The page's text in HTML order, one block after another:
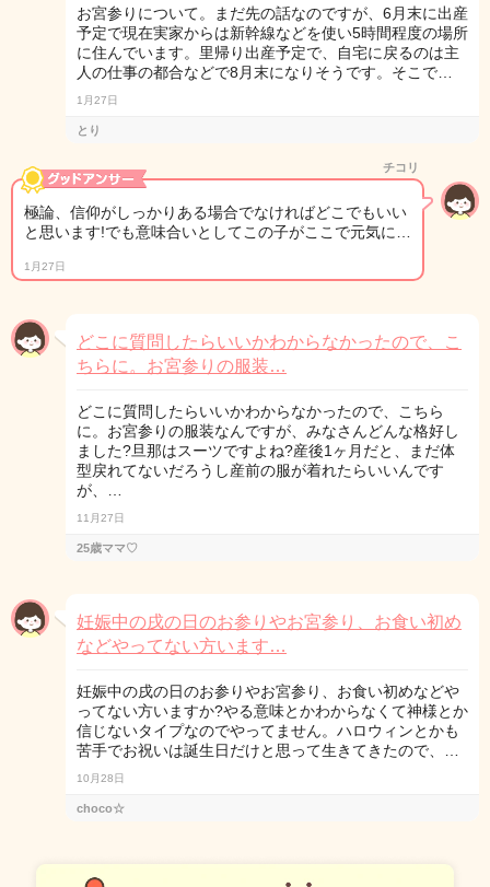
お宮参りについて。まだ先の話なのですが、6月末に出産
予定で現在実家からは新幹線などを使い5時間程度の場所
に住んでいます。里帰り出産予定で、自宅に戻るのは主
人の仕事の都合などで8月末になりそうです。そこで…
1月27日
とり
チコリ
極論、信仰がしっかりある場合でなければどこでもいい
と思います!でも意味合いとしてこの子がここで元気に…
1月27日
どこに質問したらいいかわからなかったので、こ
ちらに。お宮参りの服装…
どこに質問したらいいかわからなかったので、こちら
に。お宮参りの服装なんですが、みなさんどんな格好し
ました?旦那はスーツですよね?産後1ヶ月だと、まだ体
型戻れてないだろうし産前の服が着れたらいいんです
が、…
11月27日
25歳ママ♡
妊娠中の戌の日のお参りやお宮参り、お食い初め
などやってない方います…
妊娠中の戌の日のお参りやお宮参り、お食い初めなどや
ってない方いますか?やる意味とかわからなくて神様とか
信じないタイプなのでやってません。ハロウィンとかも
苦手でお祝いは誕生日だけと思って生きてきたので、…
10月28日
choco☆